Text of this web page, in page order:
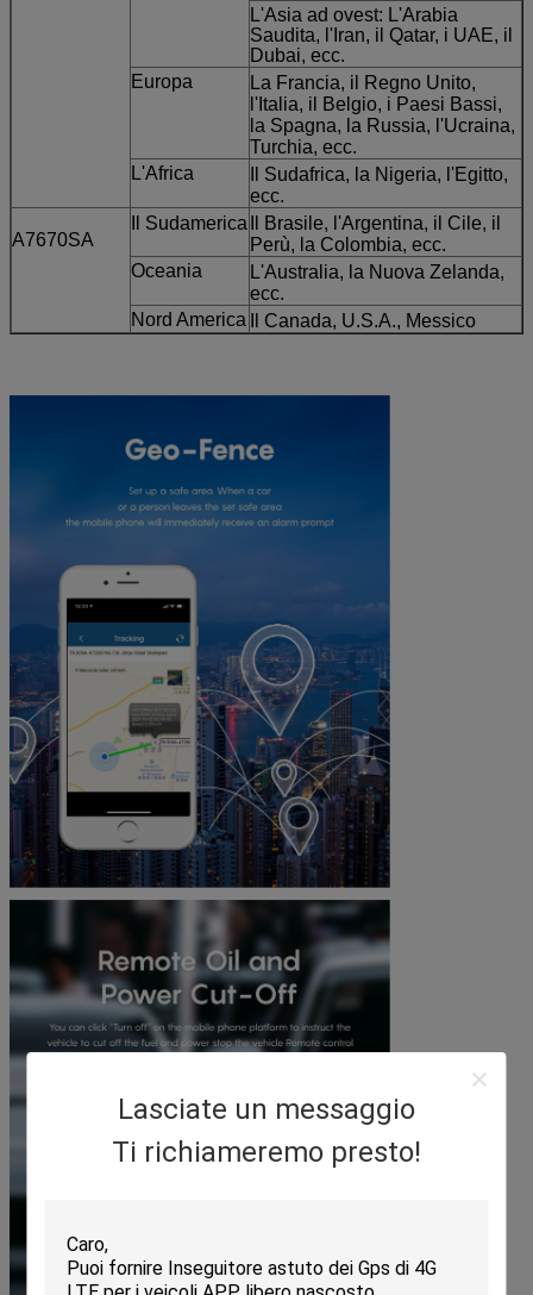
Lasciate un messaggio
Ti richiameremo presto!
L'Asia ad ovest: L'Arabia
Saudita, l'Iran, il Qatar, i UAE, il
Dubai, ecc.
Europa
La Francia, il Regno Unito,
l'Italia, il Belgio, i Paesi Bassi,
la Spagna, la Russia, l'Ucraina,
Turchia, ecc.
L'Africa
Il Sudafrica, la Nigeria, l'Egitto,
ecc.
A7670SA
Il Sudamerica
Il Brasile, l'Argentina, il Cile, il
Perù, la Colombia, ecc.
Oceania
L'Australia, la Nuova Zelanda,
ecc.
Nord America
Il Canada, U.S.A., Messico